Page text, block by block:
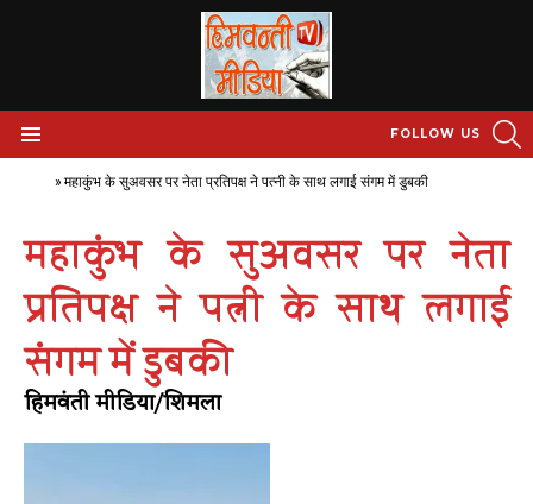
FOLLOW US
» महाकुंभ के सुअवसर पर नेता प्रतिपक्ष ने पत्नी के साथ लगाई संगम में डुबकी
महाकुंभ के सुअवसर पर नेता
प्रतिपक्ष ने पत्नी के साथ लगाई
संगम में डुबकी
हिमवंती मीडिया/शिमला